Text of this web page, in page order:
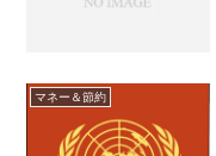
マネー＆節約